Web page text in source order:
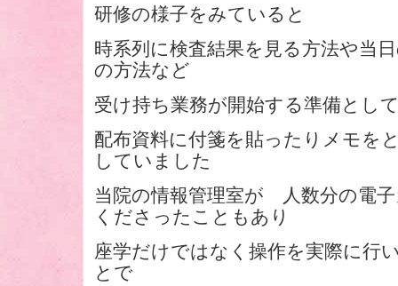
研修の様子をみていると
時系列に検査結果を見る方法や当
の方法など
受け持ち業務が開始する準備とし
配布資料に付箋を貼ったりメモを
していました
当院の情報管理室が 人数分の電
くださったこともあり
座学だけではなく操作を実際に行
とで